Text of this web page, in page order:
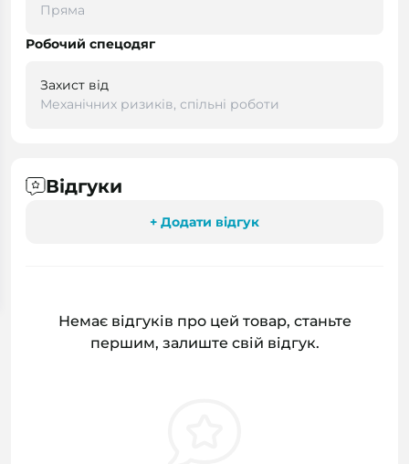
Пряма
Робочий спецодяг
Захист від
Механічних ризиків, спільні роботи
Відгуки
+ Додати відгук
Немає відгуків про цей товар, станьте
першим, залиште свій відгук.